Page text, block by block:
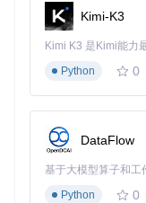
完成后自动生成
验证阶段：数据质量
检查输出文件的
利用工具内置的
破解大规模采
分布式请求调度
工具采用异步请求
的同时避免触发平
Kimi-K3
Python
0
DataFlow
基于大模型算子和工
Python
0